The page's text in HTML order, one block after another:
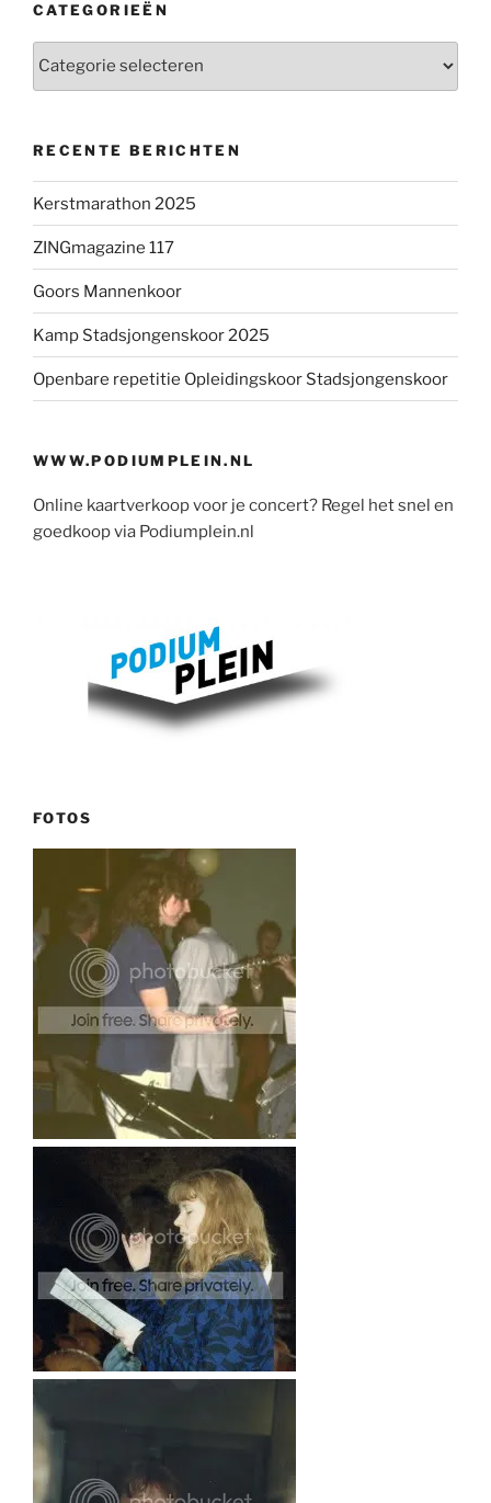
CATEGORIEËN
RECENTE BERICHTEN
Kerstmarathon 2025
ZINGmagazine 117
Goors Mannenkoor
Kamp Stadsjongenskoor 2025
Openbare repetitie Opleidingskoor Stadsjongenskoor
WWW.PODIUMPLEIN.NL
Online kaartverkoop voor je concert? Regel het snel en
goedkoop via Podiumplein.nl
FOTOS